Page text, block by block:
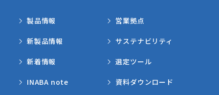
製品情報
新製品情報
新着情報
INABA note
営業拠点
サステナビリティ
選定ツール
資料ダウンロード